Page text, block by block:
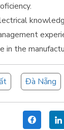
in the
Đà Nẵng